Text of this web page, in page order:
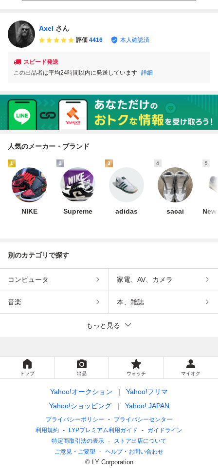
Axel さん
評価 4416 本人確認済
スピード発送
この出品者は平均24時間以内に発送しています 詳細
人気のメーカー・ブランド
1
NIKE
2
Supreme
3
adidas
4
sacai
5
別のカテゴリで探す
コンピュータ 家電、AV、カメラ
音楽 本、雑誌
もっと見る
トップ 出品 ウォッチ マイオク
Yahoo!オークション
Yahoo!フリマ
Yahoo!ショッピング
Yahoo! JAPAN
プライバシーポリシー
プライバシーセンター
利用規約
LYPプレミアム利用ガイド
ガイドライン
特定商取引法の表示
ストア出店について
ご意見・ご要望
ヘルプ・お問い合わせ
© LY Corporation